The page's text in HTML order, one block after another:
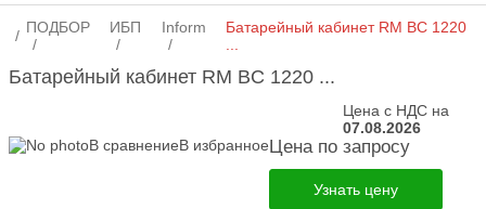
ПОДБОР ИБП Inform
Батарейный кабинет RM BC 1220
Батарейный кабинет RM BC 1220 ...
Цена с НДС на
07.08.2026
В сравнениеВ избранноеЦена по запросу
Узнать цену